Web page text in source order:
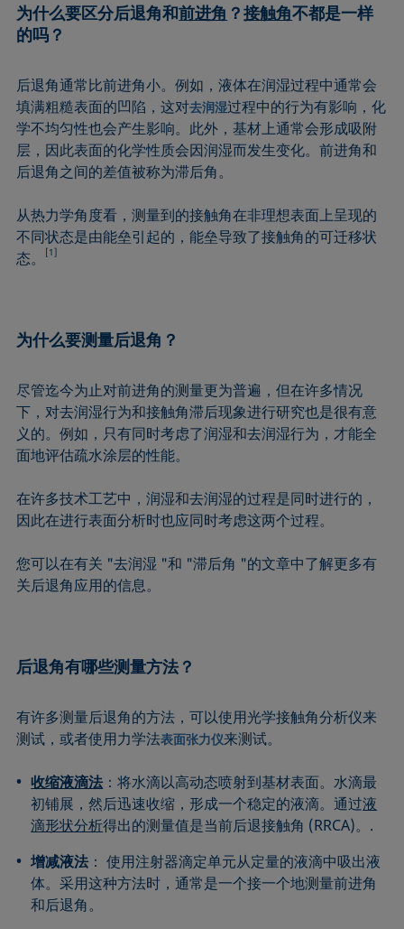
液滴形状分析
Du Noüy环法
动态表面张力
乳剂
状态方程
Extended Fowkes法
Owens, Wendt, Rabel and Kaelble (OWRK)法
表面年龄
表面过剩浓度
表面张力
表面活性
表面活性剂
为什么要区分后退角和前进角 ？接触角不都是一样
的吗？
后退角通常比前进角小。例如，液体在润湿过程中通常会
填满粗糙表面的凹陷，这对去润湿过程中的行为有影响，化
学不均匀性也会产生影响。此外，基材上通常会形成吸附
层，因此表面的化学性质会因润湿而发生变化。前进角和
后退角之间的差值被称为滞后角。
从热力学角度看，测量到的接触角在非理想表面上呈现的
不同状态是由能垒引起的，能垒导致了接触角的可迁移状
态。
[1]
为什么要测量后退角？
尽管迄今为止对前进角的测量更为普遍，但在许多情况
下，对去润湿行为和接触角滞后现象进行研究也是很有意
义的。例如，只有同时考虑了润湿和去润湿行为，才能全
面地评估疏水涂层的性能。
在许多技术工艺中，润湿和去润湿的过程是同时进行的，
因此在进行表面分析时也应同时考虑这两个过程。
您可以在有关 "去润湿 "和 "滞后角 "的文章中了解更多有
关后退角应用的信息。
后退角有哪些测量方法？
有许多测量后退角的方法，可以使用光学接触角分析仪来
测试，或者使用力学法表面张力仪来测试。
收缩液滴法 ：将水滴以高动态喷射到基材表面。水滴最
初铺展，然后迅速收缩，形成一个稳定的液滴。通过液
滴形状分析得出的测量值是当前后退接触角 (RRCA)。.
增减液法 ： 使用注射器滴定单元从定量的液滴中吸出液
体。采用这种方法时，通常是一个接一个地测量前进角
和后退角。